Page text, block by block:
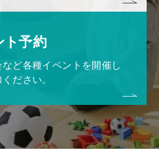
ト予約
ど各種イベントを開催し
ださい。